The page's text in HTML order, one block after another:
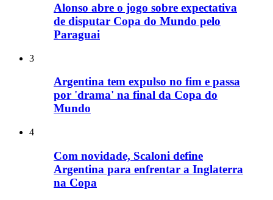
Alonso abre o jogo sobre expectativa
de disputar Copa do Mundo pelo
Paraguai
3
Argentina tem expulso no fim e passa
por 'drama' na final da Copa do
Mundo
4
Com novidade, Scaloni define
Argentina para enfrentar a Inglaterra
na Copa